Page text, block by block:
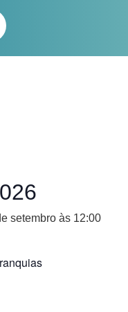
setembro às 12:00